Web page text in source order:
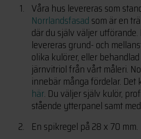
Våra hus levereras som
Norrlandsfasad som är en
där du själv väljer
levereras grund- och
olika kulörer, eller
järnvitriol från vårt måleri.
innebär många fördelar. Det
här. Du väljer själv kulör,
stående ytterpanel samt
En spikregel på 28 x 70 mm.